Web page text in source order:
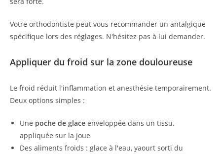
Votre orthodontiste peut vous recommander un antalgique
spécifique lors des réglages. N'hésitez pas à lui demander.
Appliquer du froid sur la zone douloureuse
Le froid réduit l'inflammation et anesthésie temporairement.
Deux options simples :
Une poche de glace enveloppée dans un tissu,
appliquée sur la joue
Des aliments froids : glace à l'eau, yaourt sorti du